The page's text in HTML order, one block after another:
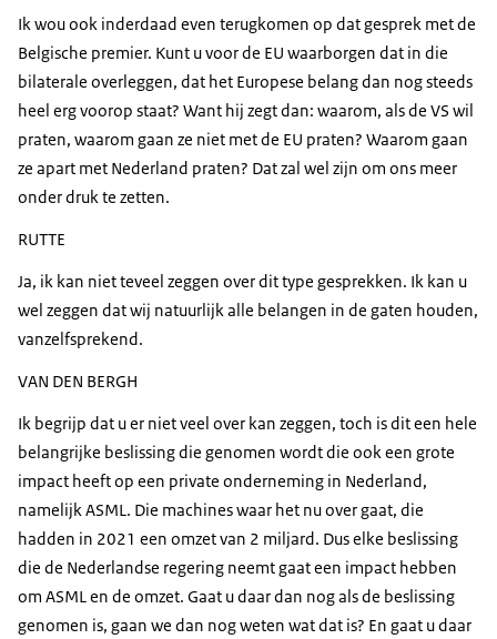
Ik wou ook inderdaad even terugkomen op dat gesprek met de
Belgische premier. Kunt u voor de EU waarborgen dat in die
bilaterale overleggen, dat het Europese belang dan nog steeds
heel erg voorop staat? Want hij zegt dan: waarom, als de VS wil
praten, waarom gaan ze niet met de EU praten? Waarom gaan
ze apart met Nederland praten? Dat zal wel zijn om ons meer
onder druk te zetten.
RUTTE
Ja, ik kan niet teveel zeggen over dit type gesprekken. Ik kan u
wel zeggen dat wij natuurlijk alle belangen in de gaten houden,
vanzelfsprekend.
VAN DEN BERGH
Ik begrijp dat u er niet veel over kan zeggen, toch is dit een hele
belangrijke beslissing die genomen wordt die ook een grote
impact heeft op een private onderneming in Nederland,
namelijk ASML. Die machines waar het nu over gaat, die
hadden in 2021 een omzet van 2 miljard. Dus elke beslissing
die de Nederlandse regering neemt gaat een impact hebben
om ASML en de omzet. Gaat u daar dan nog als de beslissing
genomen is, gaan we dan nog weten wat dat is? En gaat u daar